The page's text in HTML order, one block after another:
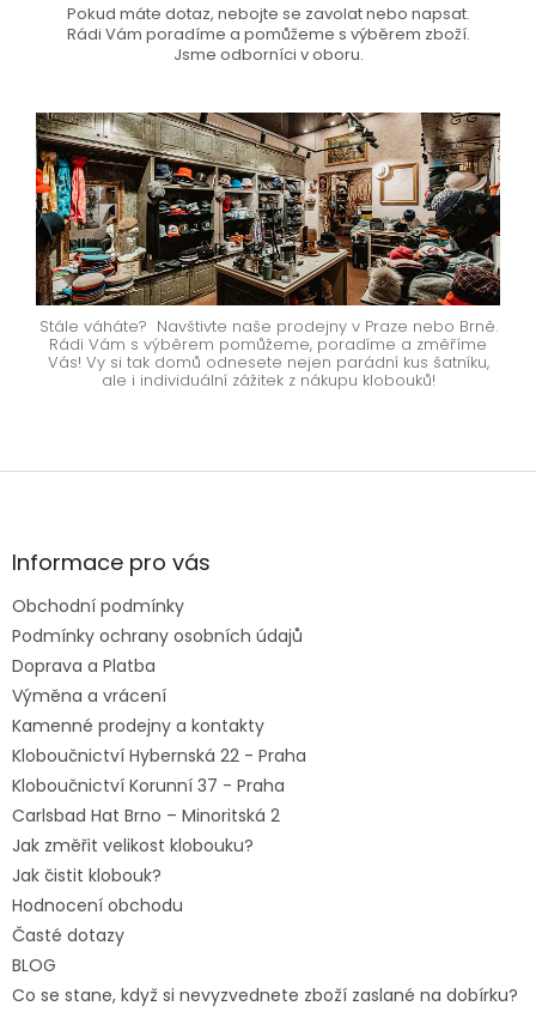
Pokud máte dotaz, nebojte se zavolat nebo napsat.
Rádi Vám poradíme a pomůžeme s výběrem zboží.
Jsme odborníci v oboru.
Stále váháte? Navštivte naše prodejny v Praze nebo Brně.
Rádi Vám s výběrem pomůžeme, poradíme a změříme
Vás! Vy si tak domů odnesete nejen parádní kus šatníku,
ale i individuální zážitek z nákupu klobouků!
Z
aInformace pro vás
Obchodní podmínky
Podmínky ochrany osobních údajů
Doprava a Platba
Výměna a vrácení
Kamenné prodejny a kontakty
Kloboučnictví Hybernská 22 - Praha
Kloboučnictví Korunní 37 - Praha
Carlsbad Hat Brno – Minoritská 2
Jak změřit velikost klobouku?
Jak čistit klobouk?
Hodnocení obchodu
Časté dotazy
BLOG
Co se stane, když si nevyzvednete zboží zaslané na dobírku?